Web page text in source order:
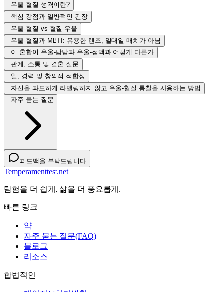
우울-혈질 성격이란?
핵심 강점과 일반적인 긴장
우울-혈질 vs 혈질-우울
우울-혈질과 MBTI: 유용한 렌즈, 일대일 매치가 아님
이 혼합이 우울-담담과 우울-점액과 어떻게 다른가
관계, 소통 및 결혼 질문
일, 경력 및 창의적 적합성
자신을 과도하게 라벨링하지 않고 우울-혈질 통찰을 사용하는 방법
자주 묻는 질문
피드백을 부탁드립니다
Temperamenttest.net
탐험을 더 쉽게, 삶을 더 풍요롭게.
빠른 링크
약
자주 묻는 질문(FAQ)
블로그
리소스
합법적인